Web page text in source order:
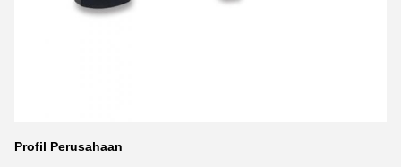
Profil Perusahaan